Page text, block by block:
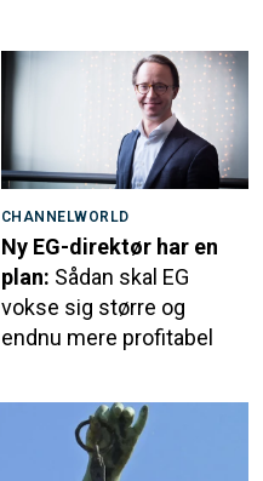
CHANNELWORLD
Ny EG-direktør har en
plan: Sådan skal EG
vokse sig større og
endnu mere profitabel